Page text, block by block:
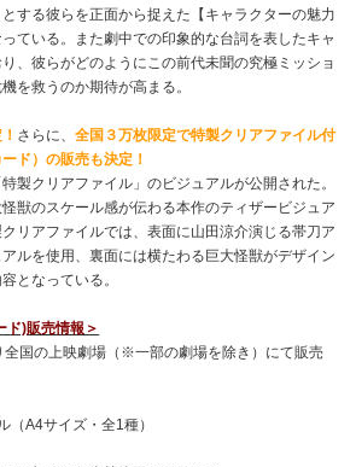
する彼らを正面から捉えた【キャラクターの魅力
ている。また劇中での印象的な台詞を表したキャ
、彼らがどのようにこの前代未聞の究極ミッショ
を救うのか期待が高まる。
さらに、全国３万枚限定で特製クリアファイル付
ド）の販売も決定！
製クリアファイル」のビジュアルが公開された。
獣のスケール感が伝わる本作のティザービジュア
リアファイルでは、表面に山田涼介演じる帯刀ア
ルを使用、裏面には横たわる巨大怪獣がデザイン
となっている。
ド)販売情報＞
国の上映劇場（※一部の劇場を除き）にて販売
（A4サイズ・全1種）